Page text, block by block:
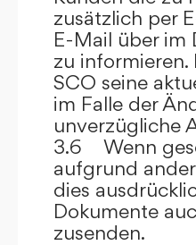
zusätzlich per
E-Mail über im
zu informieren.
SCO seine
im Falle der
unverzügliche
3.6 Wenn
aufgrund
dies
Dokumente
zusenden.